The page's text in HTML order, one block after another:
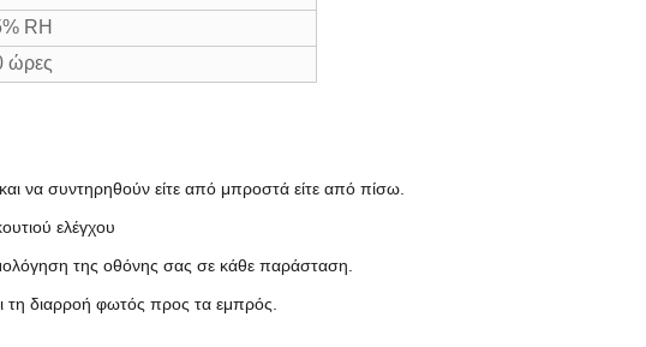
RH
ώρες
να συντηρηθούν είτε από μπροστά είτε από πίσω.
ελέγχου
της οθόνης σας σε κάθε παράσταση.
τη διαρροή φωτός προς τα εμπρός.